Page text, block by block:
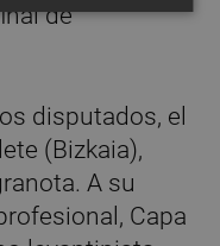
de
disputados, el
(Bizkaia),
A su
Capa